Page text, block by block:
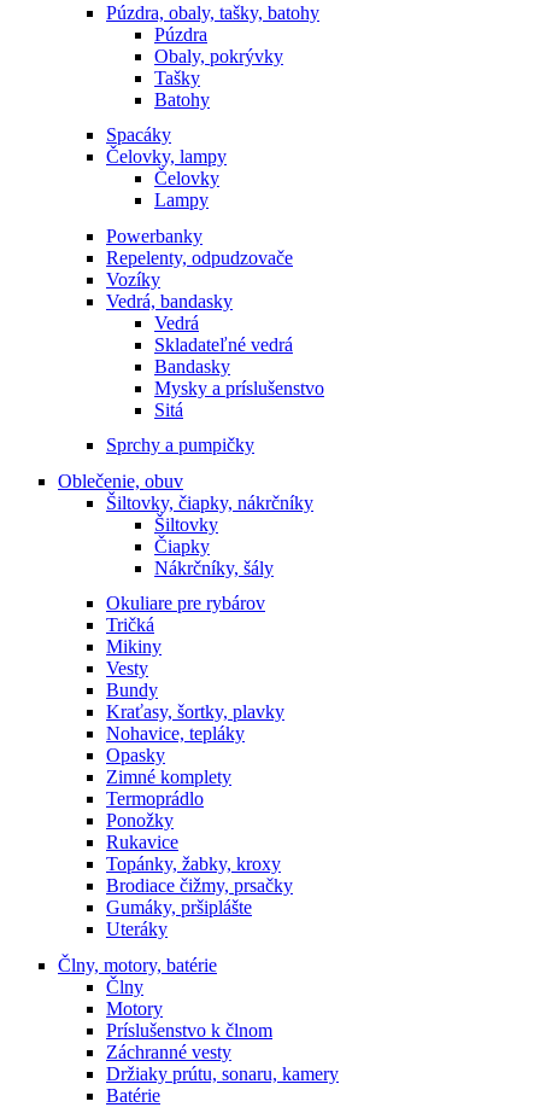
Púzdra, obaly, tašky, batohy
Púzdra
Obaly, pokrývky
Tašky
Batohy
Spacáky
Čelovky, lampy
Čelovky
Lampy
Powerbanky
Repelenty, odpudzovače
Vozíky
Vedrá, bandasky
Vedrá
Skladateľné vedrá
Bandasky
Mysky a príslušenstvo
Sitá
Sprchy a pumpičky
Oblečenie, obuv
Šiltovky, čiapky, nákrčníky
Šiltovky
Čiapky
Nákrčníky, šály
Okuliare pre rybárov
Tričká
Mikiny
Vesty
Bundy
Kraťasy, šortky, plavky
Nohavice, tepláky
Opasky
Zimné komplety
Termoprádlo
Ponožky
Rukavice
Topánky, žabky, kroxy
Brodiace čižmy, prsačky
Gumáky, pršiplášte
Uteráky
Člny, motory, batérie
Člny
Motory
Príslušenstvo k člnom
Záchranné vesty
Držiaky prútu, sonaru, kamery
Batérie